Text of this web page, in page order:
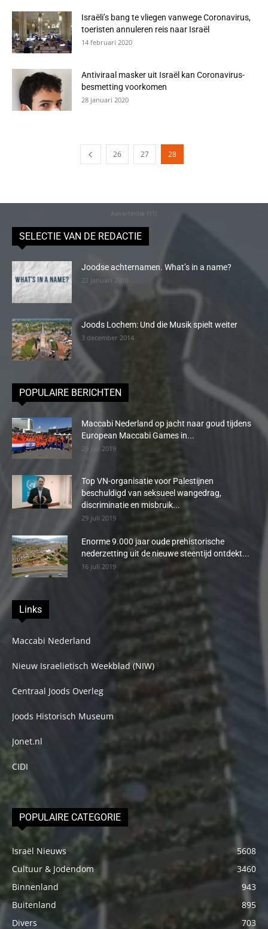
Israëli’s bang te vliegen vanwege Coronavirus,
toeristen annuleren reis naar Israël
14 februari 2020
Antiviraal masker uit Israël kan Coronavirus-
besmetting voorkomen
28 januari 2020
26 27 28
Advertentie (11)
SELECTIE VAN DE REDACTIE
Joodse achternamen. What’s in a name?
22 januari 2016
Joods Lochem: Und die Musik spielt weiter
3 december 2014
POPULAIRE BERICHTEN
Maccabi Nederland op jacht naar goud tijdens
European Maccabi Games in...
29 juli 2019
Top VN-organisatie voor Palestijnen
beschuldigd van seksueel wangedrag,
discriminatie en misbruik...
29 juli 2019
Enorme 9.000 jaar oude prehistorische
nederzetting uit de nieuwe steentijd ontdekt...
16 juli 2019
Links
Maccabi Nederland
Nieuw Israelietisch Weekblad (NIW)
Centraal Joods Overleg
Joods Historisch Museum
Jonet.nl
CIDI
POPULAIRE CATEGORIE
Israël Nieuws
5608
Cultuur & Jodendom
3460
Binnenland
943
Buitenland
895
Divers
703